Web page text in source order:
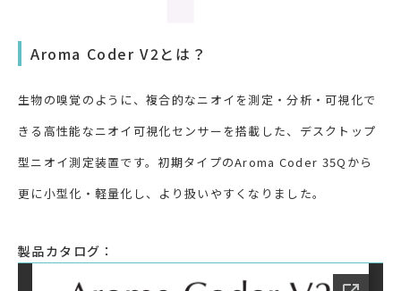
Aroma Coder V2とは？
生物の嗅覚のように、複合的なニオイを測定・分析・可視化で
きる高性能なニオイ可視化センサーを搭載した、デスクトップ
型ニオイ測定装置です。初期タイプのAroma Coder 35Qから
更に小型化・軽量化し、より扱いやすくなりました。
製品カタログ：